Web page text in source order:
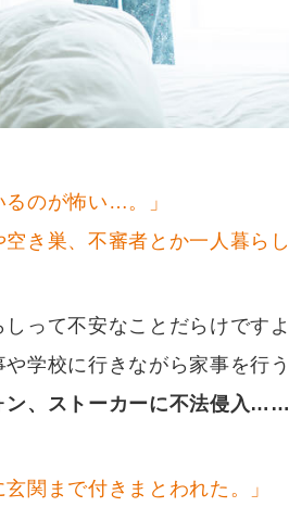
るのが怖い…。」
空き巣、不審者とか一人暮ら
って不安なことだらけですよ
学校に行きながら家事を行
ン、ストーカーに不法侵入……
玄関まで付きまとわれた。」